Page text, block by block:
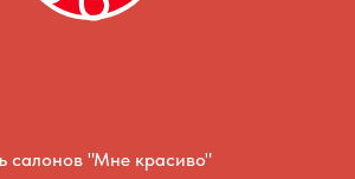
салонов "Мне красиво"